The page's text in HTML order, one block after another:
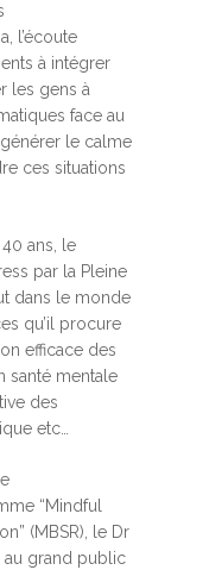
l’écoute
à intégrer
les gens à
face au
le calme
ces situations
ans, le
par la Pleine
dans le monde
qu’il procure
efficace des
santé mentale
des
etc…
“Mindful
(MBSR), le Dr
au grand public